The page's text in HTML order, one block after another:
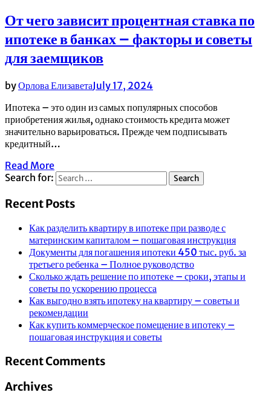
От чего зависит процентная ставка по
ипотеке в банках – факторы и советы
для заемщиков
byОрлова ЕлизаветаJuly 17, 2024
Ипотека – это один из самых популярных способов
приобретения жилья, однако стоимость кредита может
значительно варьироваться. Прежде чем подписывать
кредитный…
Read More
Search for:
Recent Posts
Как разделить квартиру в ипотеке при разводе с
материнским капиталом – пошаговая инструкция
Документы для погашения ипотеки 450 тыс. руб. за
третьего ребенка – Полное руководство
Сколько ждать решение по ипотеке – сроки, этапы и
советы по ускорению процесса
Как выгодно взять ипотеку на квартиру – советы и
рекомендации
Как купить коммерческое помещение в ипотеку –
пошаговая инструкция и советы
Recent Comments
Archives